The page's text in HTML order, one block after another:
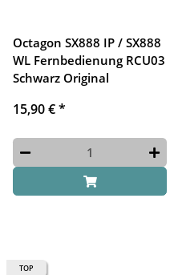
Octagon SX888 IP / SX888
WL Fernbedienung RCU03
Schwarz Original
15,90 €*
TOP